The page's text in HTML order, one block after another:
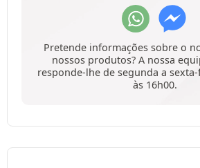
Pretende informações sobre o
nossos produtos? A nossa
responde-lhe de segunda a
às 16h00.